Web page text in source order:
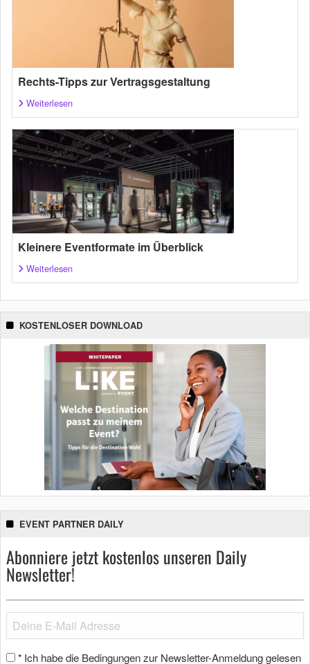
Rechts-Tipps zur Vertragsgestaltung
Weiterlesen
Kleinere Eventformate im Überblick
Weiterlesen
KOSTENLOSER DOWNLOAD
EVENT PARTNER DAILY
Abonniere jetzt kostenlos unseren Daily
Newsletter!
* Ich habe die Bedingungen zur Newsletter-Anmeldung gelesen